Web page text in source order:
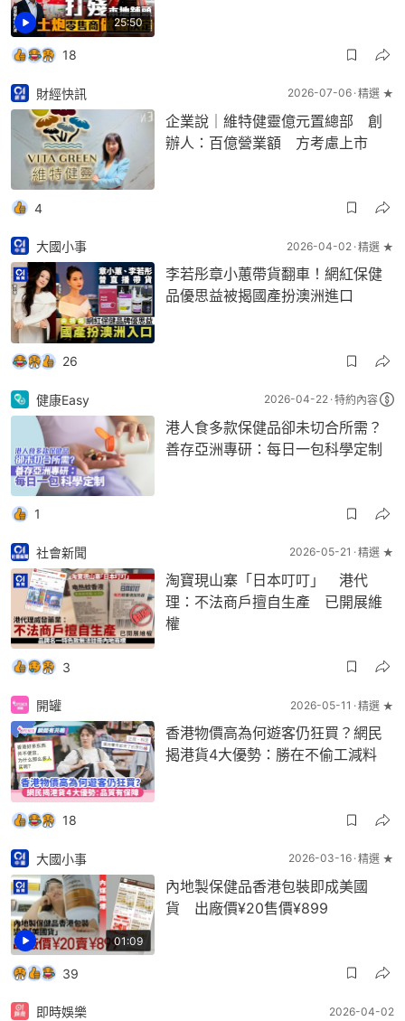
25:50
18
財經快訊 2026-07-06 精選 ★
企業說｜維特健靈億元置總部 創
辦人：百億營業額 方考慮上市
4
大國小事 2026-04-02 精選 ★
李若彤章小蕙帶貨翻車！網紅保健
品優思益被揭國產扮澳洲進口
26
健康Easy 2026-04-22 特約內容
港人食多款保健品卻未切合所需？
善存亞洲專研：每日一包科學定制
1
社會新聞 2026-05-21 精選 ★
淘寶現山寨「日本叮叮」 港代
理：不法商戶擅自生產 已開展維
權
3
開罐 2026-05-11 精選 ★
香港物價高為何遊客仍狂買？網民
揭港貨4大優勢：勝在不偷工減料
18
01:09
大國小事 2026-03-16 精選 ★
內地製保健品香港包裝即成美國
貨 出廠價¥20售價¥899
39
即時娛樂 2026-04-02